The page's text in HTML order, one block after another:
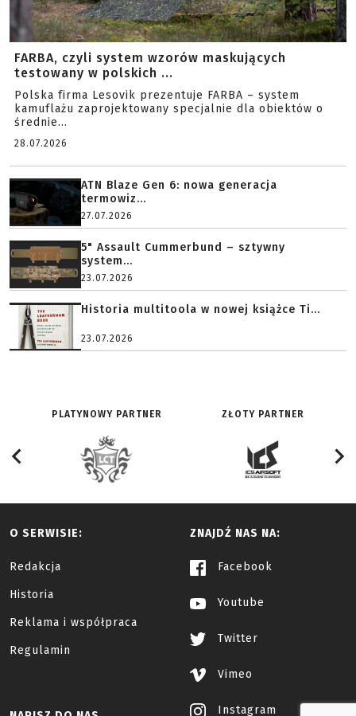
FARBA, czyli system wzorów maskujących
testowany w polskich ...
Polska firma Lesovik prezentuje FARBA – system
kamuflażu zaprojektowany specjalnie dla obiektów o
średnie...
28.07.2026
ATN Blaze Gen 6: nowa generacja
termowiz...
27.07.2026
5" Assault Cummerbund – sztywny
system...
23.07.2026
Historia multitoola w nowej książce Ti...
23.07.2026
PLATYNOWY PARTNER ZŁOTY PARTNER
O SERWISIE:
Redakcja
Historia
Reklama i współpraca
Regulamin
ZNAJDŹ NAS NA:
Facebook
Youtube
Twitter
Vimeo
Instagram